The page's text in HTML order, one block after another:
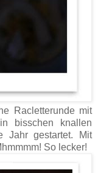
Racletterunde mit
bisschen knallen
Jahr gestartet. Mit
So lecker!